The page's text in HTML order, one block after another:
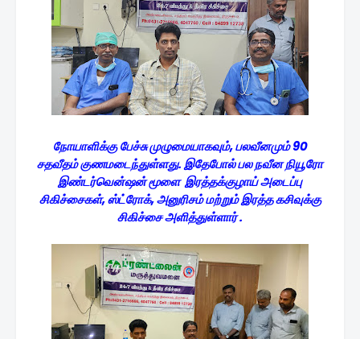
நோயாளிக்கு பேச்சு முழுமையாகவும், பலவீனமும் 90
சதவீதம் குணமடைந்துள்ளது. இதேபோல் பல நவீன நியூரோ
இண்டர்வென்ஷன் மூளை இரத்தக்குழாய் அடைப்பு
சிகிச்சைகள், ஸ்ட்ரோக், அனுரிசம் மற்றும் இரத்த கசிவுக்கு
சிகிச்சை அளித்துள்ளார் .